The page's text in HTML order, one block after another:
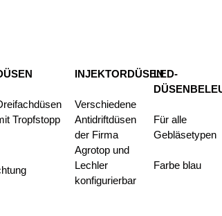
Tropfstopp
INJEKTORDÜSEN
Verschiedene
Antidriftdüsen
der Firma
Agrotop und
Lechler
konfigurierbar
LED-
Für alle
Gebläsetypen
Farbe blau